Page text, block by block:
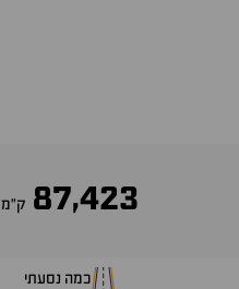
87,423 ק״מ
כמה נסעתי